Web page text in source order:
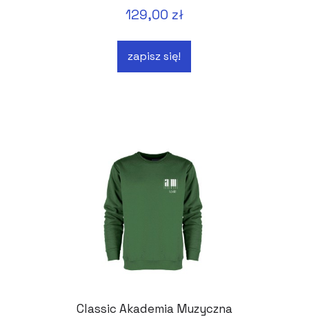
129,00 zł
zapisz się!
Classic Akademia Muzyczna